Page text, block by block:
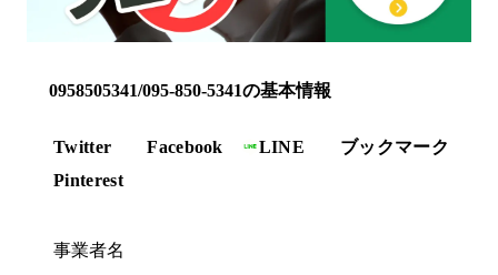
0958505341/095-850-5341の基本情報
Twitter Facebook LINE
ブックマーク
Pinterest
事業者名